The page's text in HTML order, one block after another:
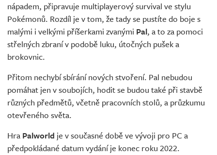
nápadem, připravuje multiplayerový survival ve stylu
Pokémonů. Rozdíl je v tom, že tady se pustíte do boje s
malými i velkými příšerkami zvanými Pal, a to za pomoci
střelných zbraní v podobě luku, útočných pušek a
brokovnic.
Přitom nechybí sbírání nových stvoření. Pal nebudou
pomáhat jen v soubojích, hodit se budou také při stavbě
různých předmětů, včetně pracovních stolů, a průzkumu
otevřeného světa.
Hra Palworld je v současné době ve vývoji pro PC a
předpokládané datum vydání je konec roku 2022.